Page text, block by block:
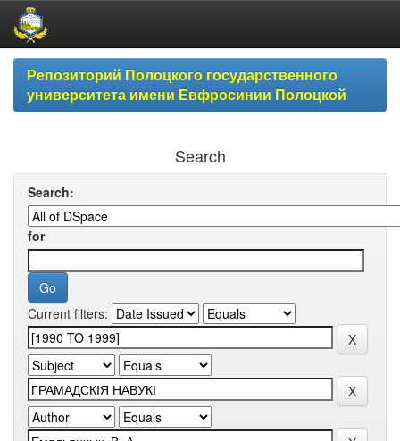
Skip
navigationРепозиторий Полоцкого государственного
университета имени Евфросинии Полоцкой
Search
Search:
for
Current filters: